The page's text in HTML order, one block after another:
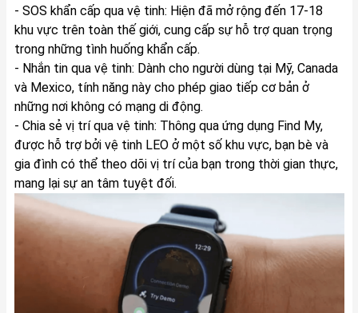
- SOS khẩn cấp qua vệ tinh: Hiện đã mở rộng đến 17-18
khu vực trên toàn thế giới, cung cấp sự hỗ trợ quan trọng
trong những tình huống khẩn cấp.
- Nhắn tin qua vệ tinh: Dành cho người dùng tại Mỹ, Canada
và Mexico, tính năng này cho phép giao tiếp cơ bản ở
những nơi không có mạng di động.
- Chia sẻ vị trí qua vệ tinh: Thông qua ứng dụng Find My,
được hỗ trợ bởi vệ tinh LEO ở một số khu vực, bạn bè và
gia đình có thể theo dõi vị trí của bạn trong thời gian thực,
mang lại sự an tâm tuyệt đối.